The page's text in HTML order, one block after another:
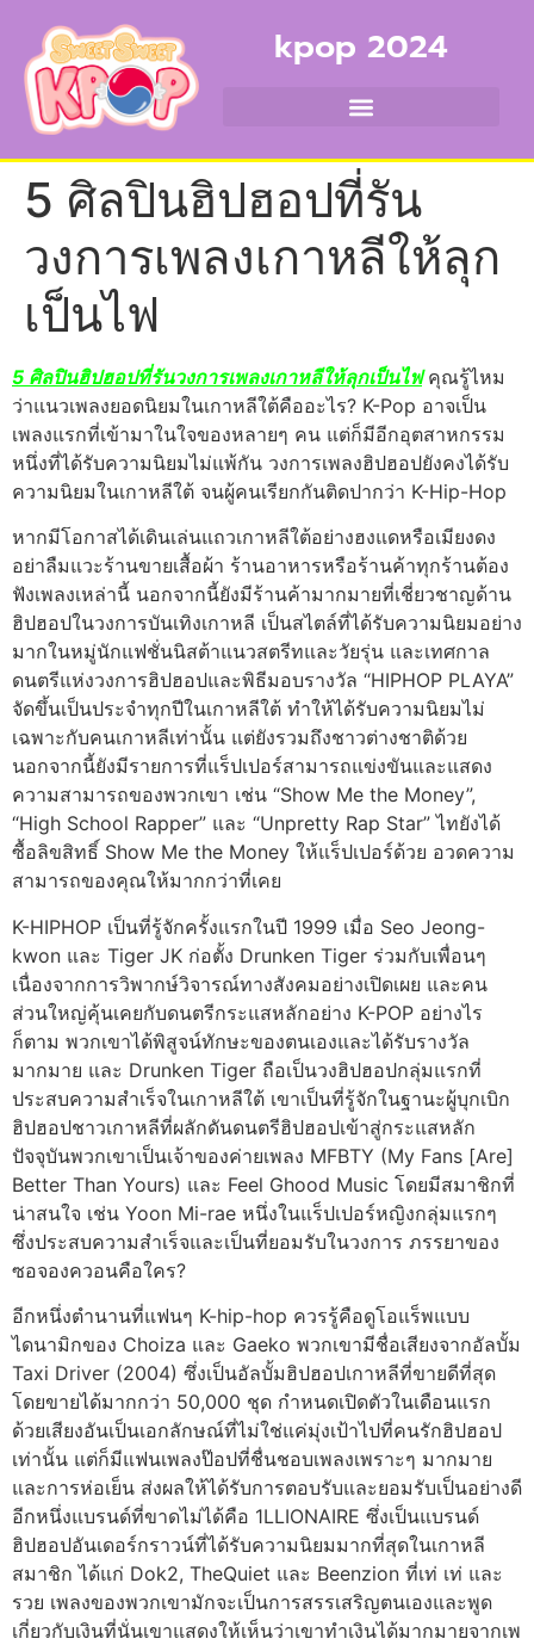
kpop 2024
5 ศิลปินฮิปฮอปที่รัน
วงการเพลงเกาหลีให้ลุก
เป็นไฟ
5 ศิลปินฮิปฮอปที่รันวงการเพลงเกาหลีให้ลุกเป็นไฟคุณรู้ไหม
ว่าแนวเพลงยอดนิยมในเกาหลีใต้คืออะไร? K-Pop อาจเป็น
เพลงแรกที่เข้ามาในใจของหลายๆ คน แต่ก็มีอีกอุตสาหกรรม
หนึ่งที่ได้รับความนิยมไม่แพ้กัน วงการเพลงฮิปฮอปยังคงได้รับ
ความนิยมในเกาหลีใต้ จนผู้คนเรียกกันติดปากว่า K-Hip-Hop
หากมีโอกาสได้เดินเล่นแถวเกาหลีใต้อย่างฮงแดหรือเมียงดง
อย่าลืมแวะร้านขายเสื้อผ้า ร้านอาหารหรือร้านค้าทุกร้านต้อง
ฟังเพลงเหล่านี้ นอกจากนี้ยังมีร้านค้ามากมายที่เชี่ยวชาญด้าน
ฮิปฮอปในวงการบันเทิงเกาหลี เป็นสไตล์ที่ได้รับความนิยมอย่าง
มากในหมู่นักแฟชั่นนิสต้าแนวสตรีทและวัยรุ่น และเทศกาล
ดนตรีแห่งวงการฮิปฮอปและพิธีมอบรางวัล “HIPHOP PLAYA”
จัดขึ้นเป็นประจำทุกปีในเกาหลีใต้ ทำให้ได้รับความนิยมไม่
เฉพาะกับคนเกาหลีเท่านั้น แต่ยังรวมถึงชาวต่างชาติด้วย
นอกจากนี้ยังมีรายการที่แร็ปเปอร์สามารถแข่งขันและแสดง
ความสามารถของพวกเขา เช่น “Show Me the Money”,
“High School Rapper” และ “Unpretty Rap Star” ไทยังได้
ซื้อลิขสิทธิ์ Show Me the Money ให้แร็ปเปอร์ด้วย อวดความ
สามารถของคุณให้มากกว่าที่เคย
K-HIPHOP เป็นที่รู้จักครั้งแรกในปี 1999 เมื่อ Seo Jeong-
kwon และ Tiger JK ก่อตั้ง Drunken Tiger ร่วมกับเพื่อนๆ
เนื่องจากการวิพากษ์วิจารณ์ทางสังคมอย่างเปิดเผย และคน
ส่วนใหญ่คุ้นเคยกับดนตรีกระแสหลักอย่าง K-POP อย่างไร
ก็ตาม พวกเขาได้พิสูจน์ทักษะของตนเองและได้รับรางวัล
มากมาย และ Drunken Tiger ถือเป็นวงฮิปฮอปกลุ่มแรกที่
ประสบความสำเร็จในเกาหลีใต้ เขาเป็นที่รู้จักในฐานะผู้บุกเบิก
ฮิปฮอปชาวเกาหลีที่ผลักดันดนตรีฮิปฮอปเข้าสู่กระแสหลัก
ปัจจุบันพวกเขาเป็นเจ้าของค่ายเพลง MFBTY (My Fans [Are]
Better Than Yours) และ Feel Ghood Music โดยมีสมาชิกที่
น่าสนใจ เช่น Yoon Mi-rae หนึ่งในแร็ปเปอร์หญิงกลุ่มแรกๆ
ซึ่งประสบความสำเร็จและเป็นที่ยอมรับในวงการ ภรรยาของ
ซอจองควอนคือใคร?
อีกหนึ่งตำนานที่แฟนๆ K-hip-hop ควรรู้คือดูโอแร็พแบบ
ไดนามิกของ Choiza และ Gaeko พวกเขามีชื่อเสียงจากอัลบั้ม
Taxi Driver (2004) ซึ่งเป็นอัลบั้มฮิปฮอปเกาหลีที่ขายดีที่สุด
โดยขายได้มากกว่า 50,000 ชุด กำหนดเปิดตัวในเดือนแรก
ด้วยเสียงอันเป็นเอกลักษณ์ที่ไม่ใช่แค่มุ่งเป้าไปที่คนรักฮิปฮอป
เท่านั้น แต่ก็มีแฟนเพลงป๊อปที่ชื่นชอบเพลงเพราะๆ มากมาย
และการห่อเย็น ส่งผลให้ได้รับการตอบรับและยอมรับเป็นอย่างดี
อีกหนึ่งแบรนด์ที่ขาดไม่ได้คือ 1LLIONAIRE ซึ่งเป็นแบรนด์
ฮิปฮอปอันเดอร์กราวน์ที่ได้รับความนิยมมากที่สุดในเกาหลี
สมาชิก ได้แก่ Dok2, TheQuiet และ Beenzion ที่เท่ เท่ และ
รวย เพลงของพวกเขามักจะเป็นการสรรเสริญตนเองและพูด
เกี่ยวกับเงินที่นั่นเขาแสดงให้เห็นว่าเขาทำเงินได้มากมายจากเพ